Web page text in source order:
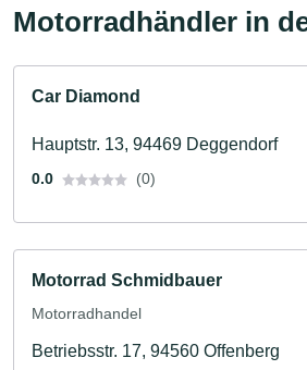
Motorradhändler in
Car Diamond
Hauptstr. 13, 94469 Deggendorf
0.0 (0)
Motorrad Schmidbauer
Motorradhandel
Betriebsstr. 17, 94560 Offenberg